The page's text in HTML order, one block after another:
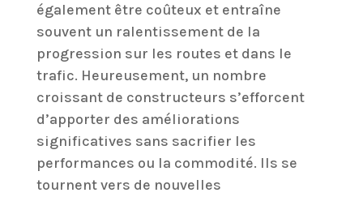
également être coûteux et entraîne
souvent un ralentissement de la
progression sur les routes et dans le
trafic. Heureusement, un nombre
croissant de constructeurs s’efforcent
d’apporter des améliorations
significatives sans sacrifier les
performances ou la commodité. Ils se
tournent vers de nouvelles